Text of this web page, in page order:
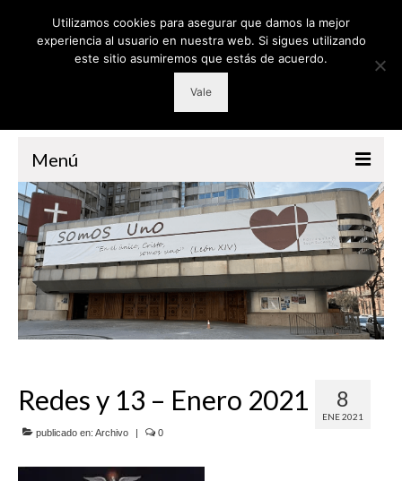
Menú
PARROQUIA
GRUPOS
RETIROS
CATEQUESIS
LITURGIA
SERVICIOS
COF
8
ENE 2021
Redes y 13 – Enero 2021
publicado en: Archivo 0
Utilizamos cookies para asegurar que damos la mejor
experiencia al usuario en nuestra web. Si sigues utilizando
este sitio asumiremos que estás de acuerdo.
Vale